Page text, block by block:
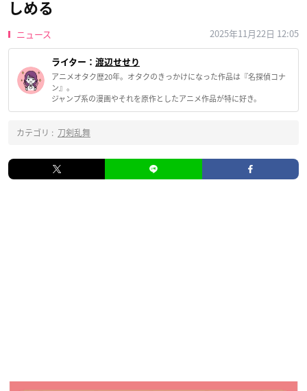
しめる
ニュース 2025年11月22日 12:05
ライター： 渡辺せせり
アニメオタク歴20年。オタクのきっかけになった作品は『名探偵コナ
ン』。
ジャンプ系の漫画やそれを原作としたアニメ作品が特に好き。
カテゴリ : 刀剣乱舞